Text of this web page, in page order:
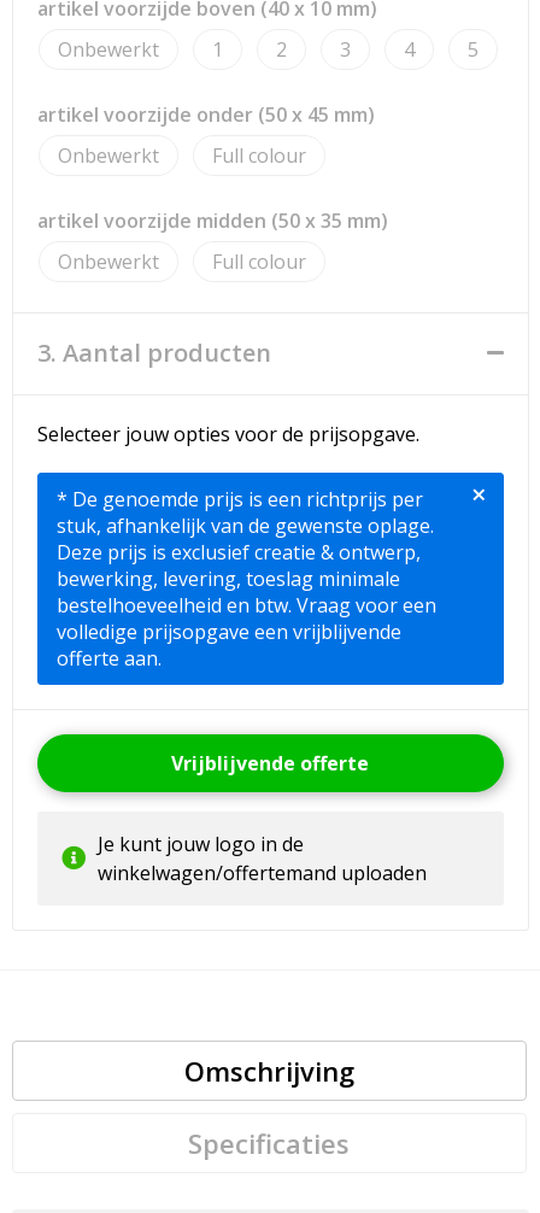
artikel voorzijde boven (40 x 10 mm)
Onbewerkt
1 2 3 4 5
artikel voorzijde onder (50 x 45 mm)
Onbewerkt
Full colour
artikel voorzijde midden (50 x 35 mm)
Onbewerkt
Full colour
3. Aantal producten
Selecteer jouw opties voor de prijsopgave.
* De genoemde prijs is een richtprijs per
stuk, afhankelijk van de gewenste oplage.
Deze prijs is exclusief creatie & ontwerp,
bewerking, levering, toeslag minimale
bestelhoeveelheid en btw. Vraag voor een
volledige prijsopgave een vrijblijvende
offerte aan.
×
Vrijblijvende offerte
Je kunt jouw logo in de
winkelwagen/offertemand uploaden
Omschrijving
Specificaties